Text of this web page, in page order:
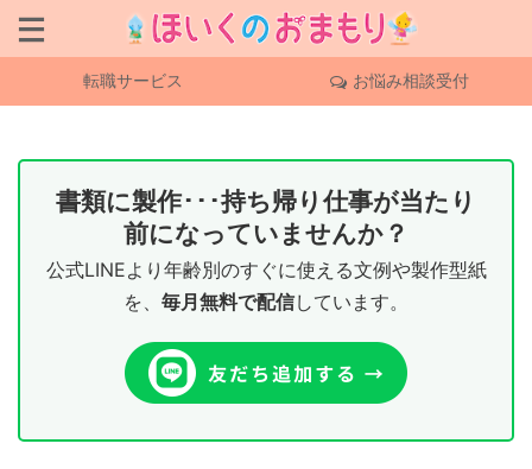
転職サービス お悩み相談受付
書類に製作･･･持ち帰り仕事が当たり
前になっていませんか？
公式LINEより年齢別のすぐに使える文例や製作型紙
を、 毎月無料で配信しています。